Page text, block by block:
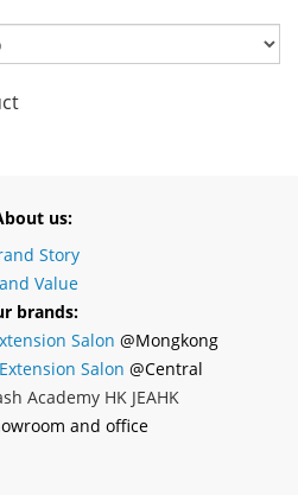
us:
Story
Value
brands:
Salon @Mongkong
Salon @Central
Academy HK JEAHK
and office